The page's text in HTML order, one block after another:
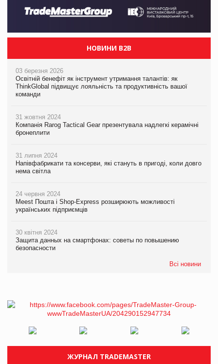
НОВИНИ B2B
03 березня 2026
Освітній бенефіт як інструмент утримання талантів: як
ThinkGlobal підвищує лояльність та продуктивність вашої
команди
31 жовтня 2024
Компанія Rarog Tactical Gear презентувала надлегкі керамічні
бронеплити
31 липня 2024
Напівфабрикати та консерви, які стануть в пригоді, коли довго
нема світла
24 червня 2024
Meest Пошта і Shop-Express розширюють можливості
українських підприємців
30 квітня 2024
Защита данных на смартфонах: советы по повышению
безопасности
Всі новини
ЖУРНАЛ TRADEMASTER